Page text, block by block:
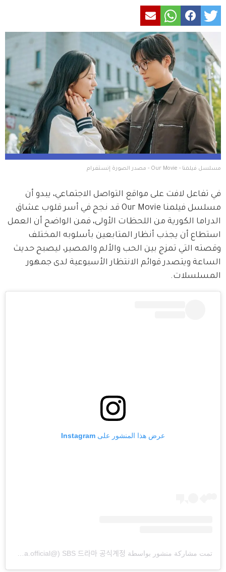
مسلسل فيلمنا - Our Movie - مصدر الصورة إنستغرام
في تفاعل لافت على مواقع التواصل الاجتماعي، يبدو أن
مسلسل فيلمنا Our Movie قد نجح في أسر قلوب عشاق
الدراما الكورية من اللحظات الأولى، فمن الواضح أن العمل
استطاع أن يجذب أنظار المتابعين بأسلوبه المختلف
وقصته التي تمزج بين الحب والألم والمصير، ليصبح حديث
الساعة ويتصدر قوائم الانتظار الأسبوعية لدى جمهور
المسلسلات.
عرض هذا المنشور على Instagram
تمت مشاركة منشور بواسطة ‏‎SBS 드라마 공식계정‎‏ (@‏‎sbsdrama.official‎‏)